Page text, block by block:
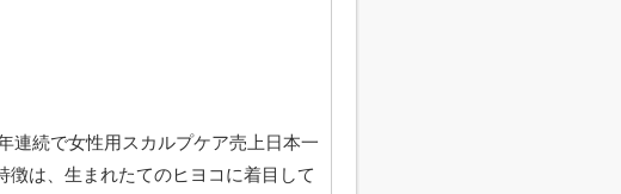
連続で女性用スカルプケア売上日本一
は、生まれたてのヒヨコに着目して